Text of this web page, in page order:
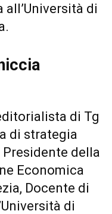
di
di Tg
di strategia
della
Economica
Docente di
di